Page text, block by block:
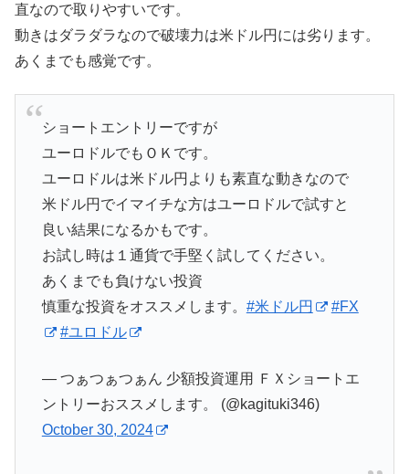
直なので取りやすいです。
動きはダラダラなので破壊力は米ドル円には劣ります。
あくまでも感覚です。
ショートエントリーですが
ユーロドルでもＯＫです。
ユーロドルは米ドル円よりも素直な動きなので
米ドル円でイマイチな方はユーロドルで試すと
良い結果になるかもです。
お試し時は１通貨で手堅く試してください。
あくまでも負けない投資
慎重な投資をオススメします。 #米ドル円
#FX
#ユロドル
— つぁつぁつぁん 少額投資運用 ＦＸショートエ
ントリーおススメします。 (@kagituki346)
October 30, 2024